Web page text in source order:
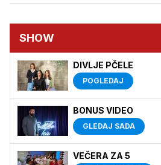
SHOW
DIVLJE PČELE
POGLEDAJ
BONUS VIDEO
GLEDAJ SADA
VEČERA ZA 5